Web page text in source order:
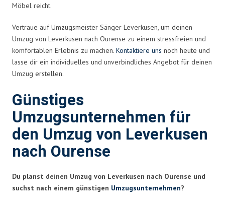
Möbel reicht.
Vertraue auf Umzugsmeister Sänger Leverkusen, um deinen
Umzug von Leverkusen nach Ourense zu einem stressfreien und
komfortablen Erlebnis zu machen. Kontaktiere uns noch heute und
lasse dir ein individuelles und unverbindliches Angebot für deinen
Umzug erstellen.
Günstiges
Umzugsunternehmen für
den Umzug von Leverkusen
nach Ourense
Du planst deinen Umzug von Leverkusen nach Ourense und
suchst nach einem günstigen Umzugsunternehmen?